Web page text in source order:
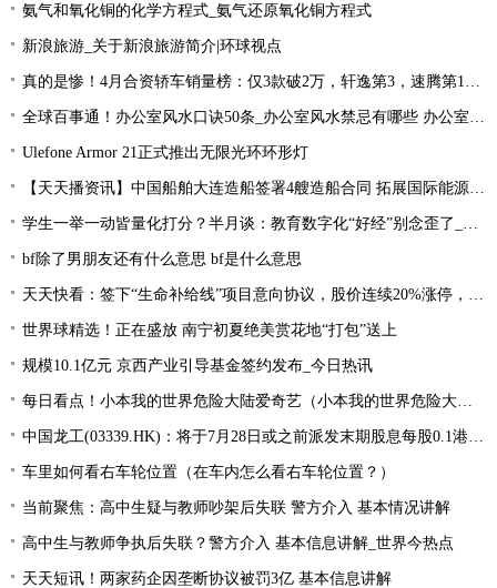
氨气和氧化铜的化学方程式_氨气还原氧化铜方程式
新浪旅游_关于新浪旅游简介|环球视点
真的是惨！4月合资轿车销量榜：仅3款破2万，轩逸第3，速腾第16！
全球百事通！办公室风水口诀50条_办公室风水禁忌有哪些 办公室风水禁忌大全
Ulefone Armor 21正式推出无限光环环形灯
【天天播资讯】中国船舶大连造船签署4艘造船合同 拓展国际能源运输领域合作
学生一举一动皆量化打分？半月谈：教育数字化“好经”别念歪了_环球今亮点
bf除了男朋友还有什么意思 bf是什么意思
天天快看：签下“生命补给线”项目意向协议，股价连续20%涨停，这家公司获机构扎堆关注
世界球精选！正在盛放 南宁初夏绝美赏花地“打包”送上
规模10.1亿元 京西产业引导基金签约发布_今日热讯
每日看点！小本我的世界危险大陆爱奇艺（小本我的世界危险大陆）
中国龙工(03339.HK)：将于7月28日或之前派发末期股息每股0.1港元-世界微资讯
车里如何看右车轮位置（在车内怎么看右车轮位置？）
当前聚焦：高中生疑与教师吵架后失联 警方介入 基本情况讲解
高中生与教师争执后失联？警方介入 基本信息讲解_世界今热点
天天短讯！两家药企因垄断协议被罚3亿 基本信息讲解